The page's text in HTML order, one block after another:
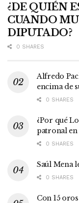
¿DE QUIÉN
CUANDO
DIPUTADO?
0 SHARES
Alfredo
encima de
0 SHARES
¿Por qué
patronal en
0 SHARES
Saúl Mena
0 SHARES
Con 15